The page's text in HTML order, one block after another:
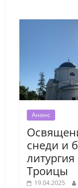
Анонс
снеди и
Троицы
19.04.2025